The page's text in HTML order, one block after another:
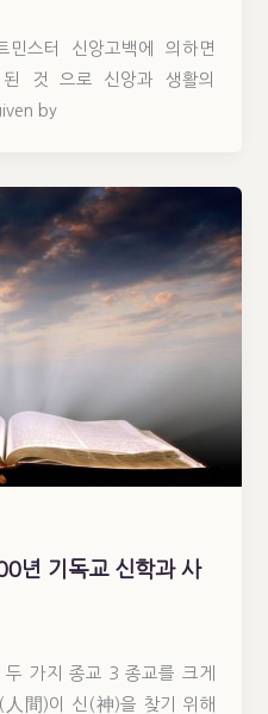
스터 신앙고백에 의하면
것 으로 신앙과 생활의
by
년 기독교 신학과 사
가지 종교 3 종교를 크게
人間)이 신(神)을 찾기 위해